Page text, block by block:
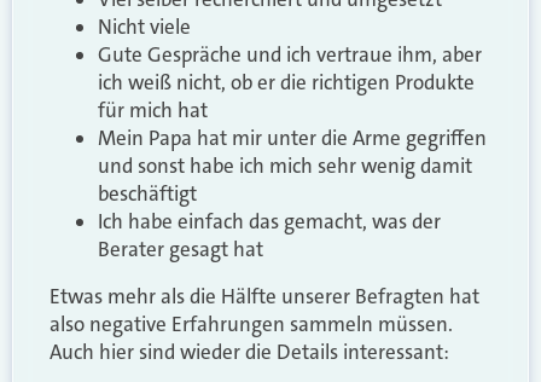
Nicht viele
Gute Gespräche und ich vertraue ihm, aber
ich weiß nicht, ob er die richtigen Produkte
für mich hat
Mein Papa hat mir unter die Arme gegriffen
und sonst habe ich mich sehr wenig damit
beschäftigt
Ich habe einfach das gemacht, was der
Berater gesagt hat
Etwas mehr als die Hälfte unserer Befragten hat
also negative Erfahrungen sammeln müssen.
Auch hier sind wieder die Details interessant: